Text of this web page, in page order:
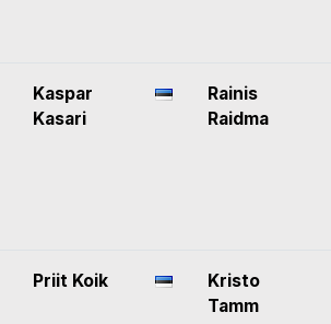
Kaspar
Kasari
Rainis
Raidma
Priit Koik
Kristo
Tamm